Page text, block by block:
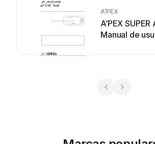
A’PEX
A’PEX SUPER
Manual de